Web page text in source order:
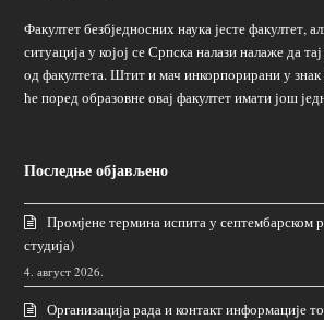
Факултет безбједносних наука јесте факултет,
ситуација у којој се Српска налази налаже да
од факултета. Штит и мач инкорпорирани у знак
ће поред образовне овај факултет имати још
Последње објављено
Промјене термина испита у септембарском
студија)
4. август 2026.
Организација рада и контакт информације